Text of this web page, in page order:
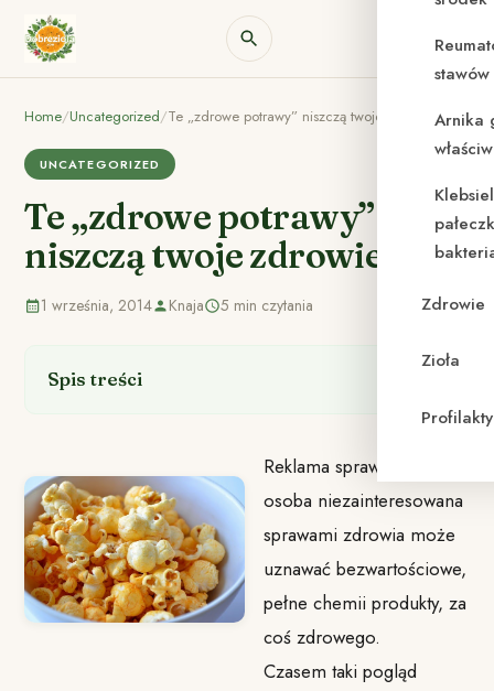
Arnika
Zdrowie
Zioła
Home/Uncategorized/Te „zdrowe potrawy” niszczą twoje zdrowie
UNCATEGORIZED
Te „zdrowe potrawy”
niszczą twoje zdrowie
1 września, 2014 Knaja 5 min czytania
Spis treści
Reklama sprawia, że
osoba niezainteresowana
sprawami zdrowia może
uznawać bezwartościowe,
pełne chemii produkty, za
coś zdrowego.
Czasem taki pogląd